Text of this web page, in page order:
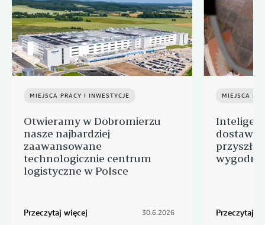
MIEJSCA PRACY I INWESTYCJE
Otwieramy w Dobromierzu
nasze najbardziej
zaawansowane
technologicznie centrum
logistyczne w Polsce
Przeczytaj więcej 30.6.2026
MIEJSCA
Przeczytaj